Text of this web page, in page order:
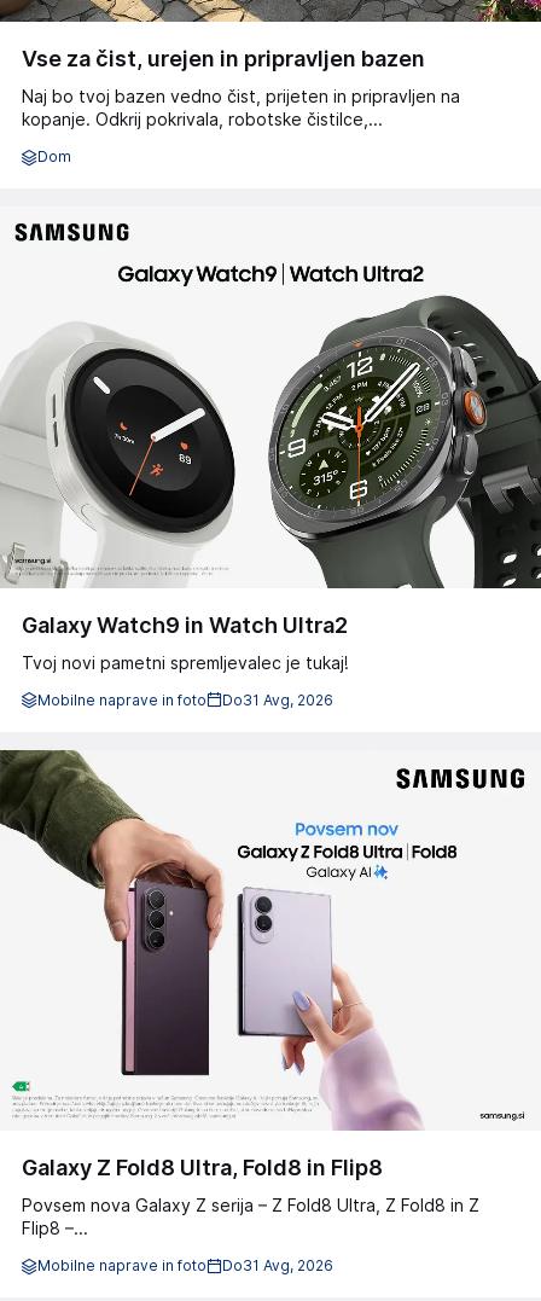
Vse za čist, urejen in pripravljen bazen
Naj bo tvoj bazen vedno čist, prijeten in pripravljen na
kopanje. Odkrij pokrivala, robotske čistilce,...
Dom
Galaxy Watch9 in Watch Ultra2
Tvoj novi pametni spremljevalec je tukaj!
Mobilne naprave in foto Do31 Avg, 2026
Galaxy Z Fold8 Ultra, Fold8 in Flip8
Povsem nova Galaxy Z serija – Z Fold8 Ultra, Z Fold8 in Z
Flip8 –...
Mobilne naprave in foto Do31 Avg, 2026